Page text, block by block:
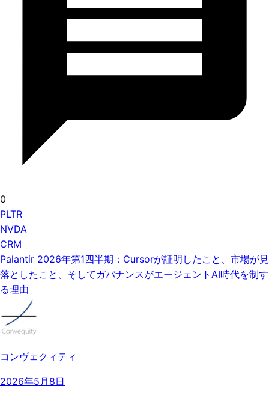
0
PLTR
NVDA
CRM
Palantir 2026年第1四半期：Cursorが証明したこと、市場が見
落としたこと、そしてガバナンスがエージェントAI時代を制す
る理由
コンヴェクィティ
2026年5月8日